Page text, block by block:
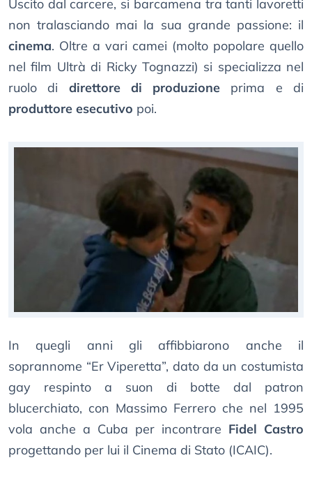
Uscito dal carcere, si barcamena tra tanti lavoretti
non tralasciando mai la sua grande passione: il
cinema. Oltre a vari camei (molto popolare quello
nel film Ultrà di Ricky Tognazzi) si specializza nel
ruolo di direttore di produzione prima e di
produttore esecutivo poi.
In quegli anni gli affibbiarono anche il
soprannome “Er Viperetta”, dato da un costumista
gay respinto a suon di botte dal patron
blucerchiato, con Massimo Ferrero che nel 1995
vola anche a Cuba per incontrare Fidel Castro
progettando per lui il Cinema di Stato (ICAIC).